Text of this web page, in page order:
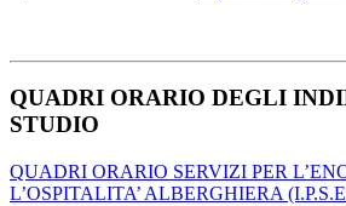
QUADRI ORARIO DEGLI
STUDIO
QUADRI ORARIO SERVIZI PER
L’OSPITALITA’ ALBERGHIERA